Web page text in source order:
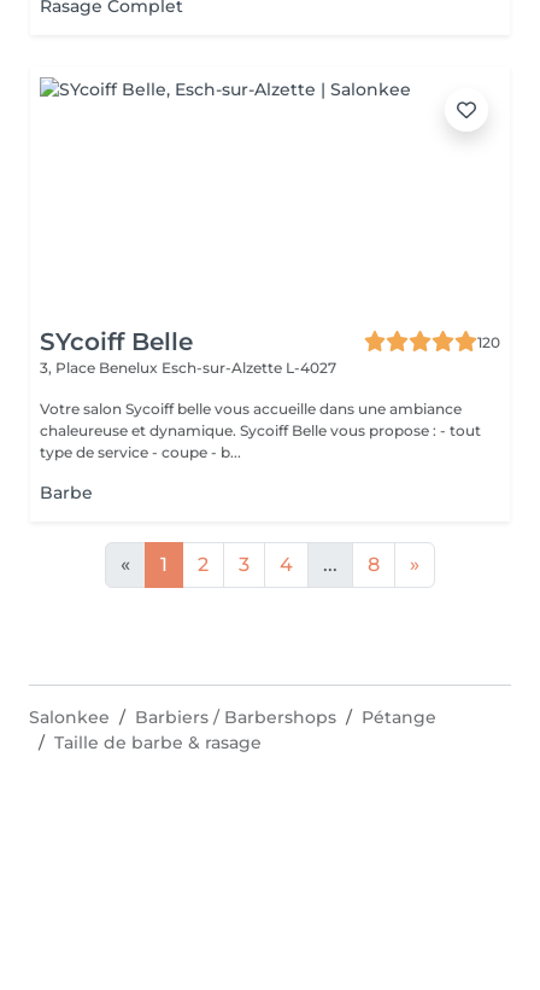
Rasage Complet
SYcoiff Belle
120
3, Place Benelux Esch-sur-Alzette L-4027
Votre salon Sycoiff belle vous accueille dans une ambiance
chaleureuse et dynamique. Sycoiff Belle vous propose : - tout
type de service - coupe - b...
Barbe
« 1 2 3 4 ... 8 »
Salonkee Barbiers / Barbershops
Pétange
Taille de barbe & rasage